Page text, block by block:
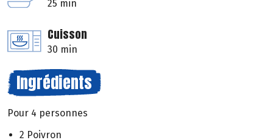
25 min
Cuisson
30 min
Ingrédients
Pour 4 personnes
2 Poivron